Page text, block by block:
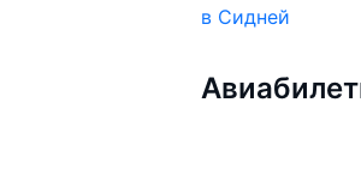
в Сидней